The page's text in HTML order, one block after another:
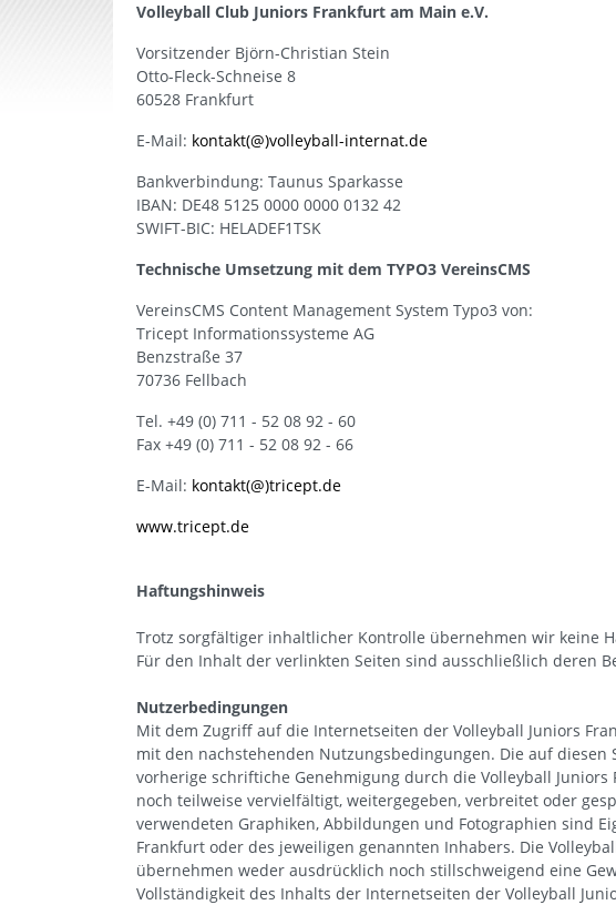
Volleyball Club Juniors Frankfurt am Main e.V.
Vorsitzender Björn-Christian Stein
Otto-Fleck-Schneise 8
60528 Frankfurt
E-Mail: kontakt(@)volleyball-internat.de
Bankverbindung: Taunus Sparkasse
IBAN: DE48 5125 0000 0000 0132 42
SWIFT-BIC: HELADEF1TSK
Technische Umsetzung mit dem TYPO3 VereinsCMS
VereinsCMS Content Management System Typo3 von:
Tricept Informationssysteme AG
Benzstraße 37
70736 Fellbach
Tel. +49 (0) 711 - 52 08 92 - 60
Fax +49 (0) 711 - 52 08 92 - 66
E-Mail: kontakt(@)tricept.de
www.tricept.de
Haftungshinweis
Trotz sorgfältiger inhaltlicher Kontrolle übernehmen wir keine
Für den Inhalt der verlinkten Seiten sind ausschließlich deren
Nutzerbedingungen
Mit dem Zugriff auf die Internetseiten der Volleyball Juniors
mit den nachstehenden Nutzungsbedingungen. Die auf
vorherige schriftiche Genehmigung durch die Volleyball
noch teilweise vervielfältigt, weitergegeben, verbreitet oder
verwendeten Graphiken, Abbildungen und Fotographien sind
Frankfurt oder des jeweiligen genannten Inhabers. Die
übernehmen weder ausdrücklich noch stillschweigend eine
Vollständigkeit des Inhalts der Internetseiten der Volleyball